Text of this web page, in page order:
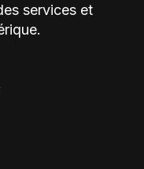
services et